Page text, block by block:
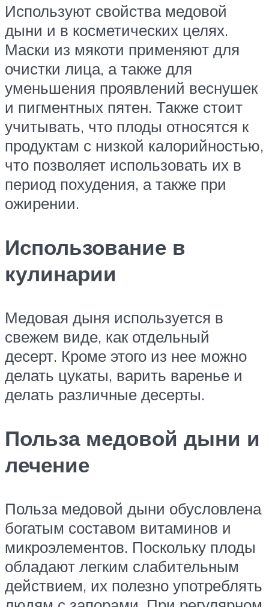
Используют свойства медовой
дыни и в косметических целях.
Маски из мякоти применяют для
очистки лица, а также для
уменьшения проявлений веснушек
и пигментных пятен. Также стоит
учитывать, что плоды относятся к
продуктам с низкой калорийностью,
что позволяет использовать их в
период похудения, а также при
ожирении.
Использование в
кулинарии
Медовая дыня используется в
свежем виде, как отдельный
десерт. Кроме этого из нее можно
делать цукаты, варить варенье и
делать различные десерты.
Польза медовой дыни и
лечение
Польза медовой дыни обусловлена
богатым составом витаминов и
микроэлементов. Поскольку плоды
обладают легким слабительным
действием, их полезно употреблять